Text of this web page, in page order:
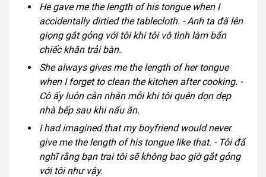
He gave me the length of his tongue when I
accidentally dirtied the tablecloth. - Anh ta đã lên
giọng gắt gỏng với tôi khi tôi vô tình làm bẩn
chiếc khăn trải bàn.
She always gives me the length of her tongue
when I forget to clean the kitchen after cooking. -
Cô ấy luôn cằn nhằn mỗi khi tôi quên dọn dẹp
nhà bếp sau khi nấu ăn.
I had imagined that my boyfriend would never
give me the length of his tongue like that. - Tôi đã
nghĩ rằng bạn trai tôi sẽ không bao giờ gắt gỏng
với tôi như vậy.